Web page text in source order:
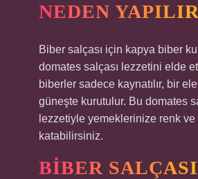
NEDEN
Biber salçası için kapya biber
domates salçası lezzetini elde
biberler sadece kaynatılır, bir
güneşte kurutulur. Bu domates
lezzetiyle yemeklerinize renk ve
katabilirsiniz.
BIBER